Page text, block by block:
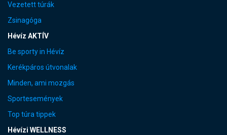
Vezetett túrák
Zsinagóga
Hévíz AKTÍV
Be sporty in Hévíz
Kerékpáros útvonalak
Minden, ami mozgás
Sportesemények
Top túra tippek
Hévízi WELLNESS